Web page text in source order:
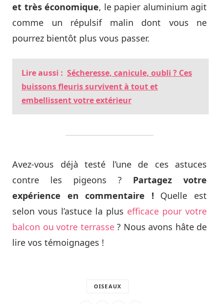
et très économique, le papier aluminium agit
comme un répulsif malin dont vous ne
pourrez bientôt plus vous passer.
Lire aussi : Sécheresse, canicule, oubli ? Ces
buissons fleuris survivent à tout et
embellissent votre extérieur
Avez-vous déjà testé l’une de ces astuces
contre les pigeons ? Partagez votre
expérience en commentaire ! Quelle est
selon vous l’astuce la plus efficace pour votre
balcon ou votre terrasse? Nous avons hâte de
lire vos témoignages !
OISEAUX